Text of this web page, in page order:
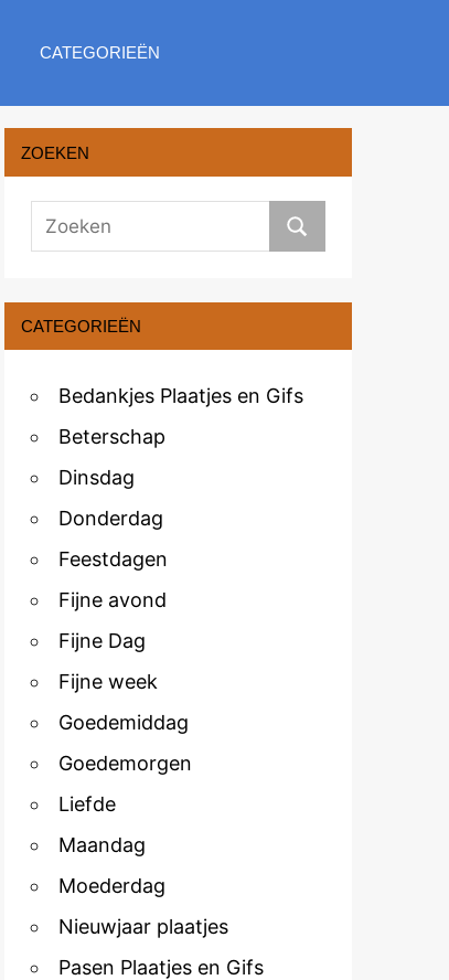
CATEGORIEËN
ZOEKEN
CATEGORIEËN
Bedankjes Plaatjes en Gifs
Beterschap
Dinsdag
Donderdag
Feestdagen
Fijne avond
Fijne Dag
Fijne week
Goedemiddag
Goedemorgen
Liefde
Maandag
Moederdag
Nieuwjaar plaatjes
Pasen Plaatjes en Gifs